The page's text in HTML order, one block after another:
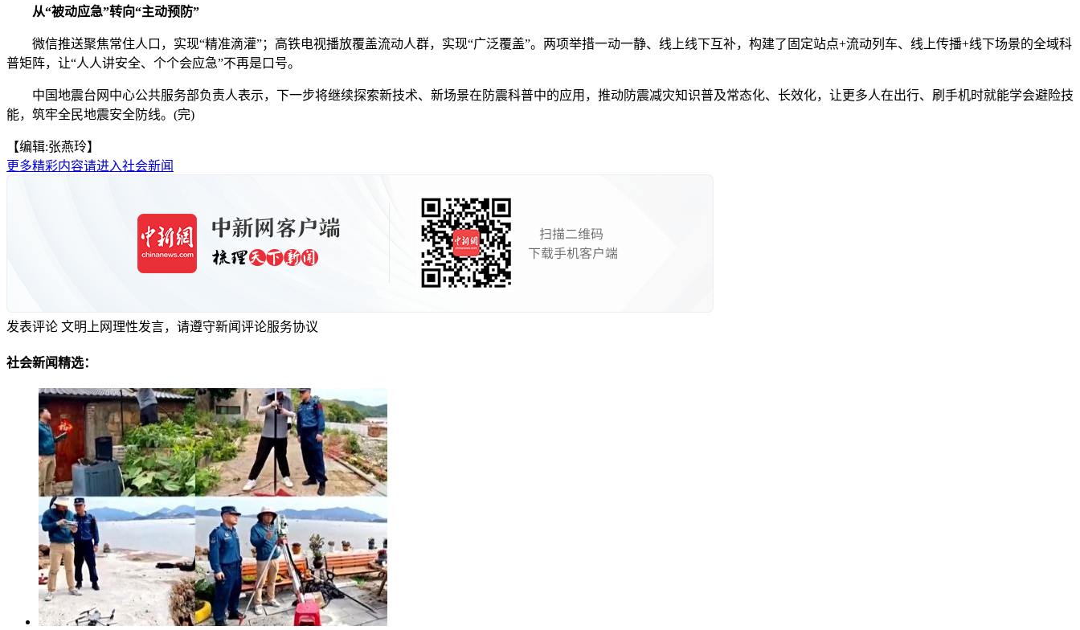
从“被动应急”转向“主动预防”
微信推送聚焦常住人口，实现“精准滴灌”；高铁电视播放覆盖流动人群，实现“广泛覆盖”。两项举措一动一静、线上线下互补，构建了固定站点+流动列车、线上传播+线下场景的全域科
普矩阵，让“人人讲安全、个个会应急”不再是口号。
中国地震台网中心公共服务部负责人表示，下一步将继续探索新技术、新场景在防震科普中的应用，推动防震减灾知识普及常态化、长效化，让更多人在出行、刷手机时就能学会避险技
能，筑牢全民地震安全防线。(完)
【编辑:张燕玲】
更多精彩内容请进入社会新闻
发表评论 文明上网理性发言，请遵守新闻评论服务协议
社会新闻精选：